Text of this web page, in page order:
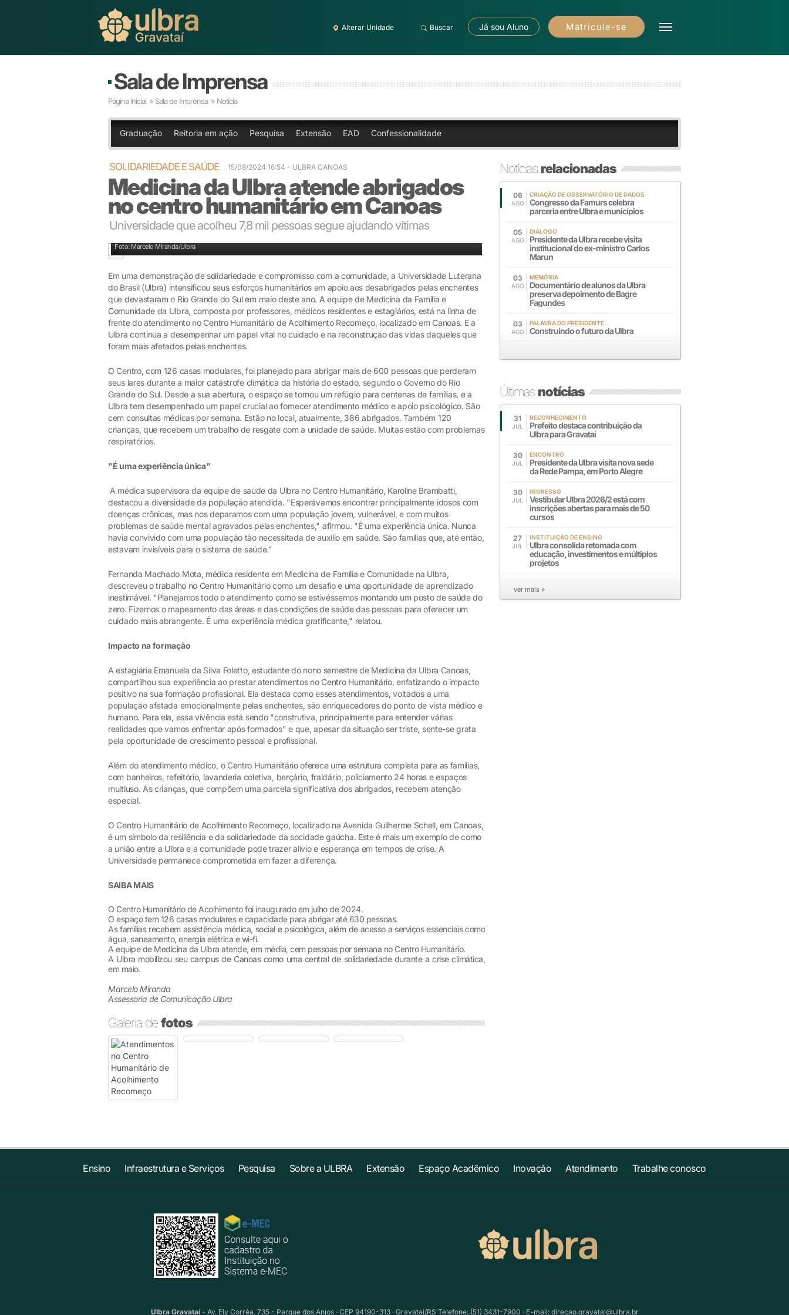
Alterar Unidade Buscar Já sou Aluno Matricule-se
Sala de Imprensa
Página Inicial » Sala de Imprensa » Notícia
Graduação Reitoria em ação Pesquisa Extensão EAD Confessionalidade
SOLIDARIEDADE E SAÚDE 15/08/2024 16:54 - ULBRA CANOAS
Medicina da Ulbra atende abrigados
no centro humanitário em Canoas
Universidade que acolheu 7,8 mil pessoas segue ajudando vítimas
Foto: Marcelo Miranda/Ulbra
Em uma demonstração de solidariedade e compromisso com a comunidade, a Universidade Luterana
do Brasil (Ulbra) intensificou seus esforços humanitários em apoio aos desabrigados pelas enchentes
que devastaram o Rio Grande do Sul em maio deste ano. A equipe de Medicina da Família e
Comunidade da Ulbra, composta por professores, médicos residentes e estagiários, está na linha de
frente do atendimento no Centro Humanitário de Acolhimento Recomeço, localizado em Canoas. E a
Ulbra continua a desempenhar um papel vital no cuidado e na reconstrução das vidas daqueles que
foram mais afetados pelas enchentes.
O Centro, com 126 casas modulares, foi planejado para abrigar mais de 600 pessoas que perderam
seus lares durante a maior catástrofe climática da história do estado, segundo o Governo do Rio
Grande do Sul. Desde a sua abertura, o espaço se tornou um refúgio para centenas de famílias, e a
Ulbra tem desempenhado um papel crucial ao fornecer atendimento médico e apoio psicológico. São
cem consultas médicas por semana. Estão no local, atualmente, 386 abrigados. Também 120
crianças, que recebem um trabalho de resgate com a unidade de saúde. Muitas estão com problemas
respiratórios.
"É uma experiência única"
A médica supervisora da equipe de saúde da Ulbra no Centro Humanitário, Karoline Brambatti,
destacou a diversidade da população atendida. "Esperávamos encontrar principalmente idosos com
doenças crônicas, mas nos deparamos com uma população jovem, vulnerável, e com muitos
problemas de saúde mental agravados pelas enchentes," afirmou. "É uma experiência única. Nunca
havia convivido com uma população tão necessitada de auxílio em saúde. São famílias que, até então,
estavam invisíveis para o sistema de saúde."
Fernanda Machado Mota, médica residente em Medicina de Família e Comunidade na Ulbra,
descreveu o trabalho no Centro Humanitário como um desafio e uma oportunidade de aprendizado
inestimável. "Planejamos todo o atendimento como se estivéssemos montando um posto de saúde do
zero. Fizemos o mapeamento das áreas e das condições de saúde das pessoas para oferecer um
cuidado mais abrangente. É uma experiência médica gratificante," relatou.
Impacto na formação
A estagiária Emanuela da Silva Foletto, estudante do nono semestre de Medicina da Ulbra Canoas,
compartilhou sua experiência ao prestar atendimentos no Centro Humanitário, enfatizando o impacto
positivo na sua formação profissional. Ela destaca como esses atendimentos, voltados a uma
população afetada emocionalmente pelas enchentes, são enriquecedores do ponto de vista médico e
humano. Para ela, essa vivência está sendo "construtiva, principalmente para entender várias
realidades que vamos enfrentar após formados" e que, apesar da situação ser triste, sente-se grata
pela oportunidade de crescimento pessoal e profissional.
Além do atendimento médico, o Centro Humanitário oferece uma estrutura completa para as famílias,
com banheiros, refeitório, lavanderia coletiva, berçário, fraldário, policiamento 24 horas e espaços
multiuso. As crianças, que compõem uma parcela significativa dos abrigados, recebem atenção
especial.
O Centro Humanitário de Acolhimento Recomeço, localizado na Avenida Guilherme Schell, em Canoas,
é um símbolo da resiliência e da solidariedade da socidade gaúcha. Este é mais um exemplo de como
a união entre a Ulbra e a comunidade pode trazer alívio e esperança em tempos de crise. A
Universidade permanece comprometida em fazer a diferença.
SAIBA MAIS
O Centro Humanitário de Acolhimento foi inaugurado em julho de 2024.
O espaço tem 126 casas modulares e capacidade para abrigar até 630 pessoas.
As famílias recebem assistência médica, social e psicológica, além de acesso a serviços essenciais como
água, saneamento, energia elétrica e wi-fi.
A equipe de Medicina da Ulbra atende, em média, cem pessoas por semana no Centro Humanitário.
A Ulbra mobilizou seu campus de Canoas como uma central de solidariedade durante a crise climática,
em maio.
Marcelo Miranda
Assessoria de Comunicação Ulbra
Galeria defotos
Notíciasrelacionadas
06
AGO
CRIAÇÃO DE OBSERVATÓRIO DE DADOS
Congresso da Famurs celebra
parceria entre Ulbra e municípios
05
AGO
DIÁLOGO
Presidente da Ulbra recebe visita
institucional do ex-ministro Carlos
Marun
03
AGO
MEMÓRIA
Documentário de alunos da Ulbra
preserva depoimento de Bagre
Fagundes
03
AGO
PALAVRA DO PRESIDENTE
Construindo o futuro da Ulbra
Últimasnotícias
31
JUL
RECONHECIMENTO
Prefeito destaca contribuição da
Ulbra para Gravataí
30
JUL
ENCONTRO
Presidente da Ulbra visita nova sede
da Rede Pampa, em Porto Alegre
30
JUL
INGRESSO
Vestibular Ulbra 2026/2 está com
inscrições abertas para mais de 50
cursos
27
JUL
INSTITUIÇÃO DE ENSINO
Ulbra consolida retomada com
educação, investimentos e múltiplos
projetos
ver mais »
Ensino Infraestrutura e Serviços Pesquisa Sobre a ULBRA Extensão Espaço Acadêmico Inovação Atendimento Trabalhe conosco
Ulbra Gravataí- Av. Ely Corrêa, 735 - Parque dos Anjos · CEP 94190-313 · Gravataí/RS Telefone: (51) 3431-7900 · E-mail: direcao.gravatai@ulbra.br